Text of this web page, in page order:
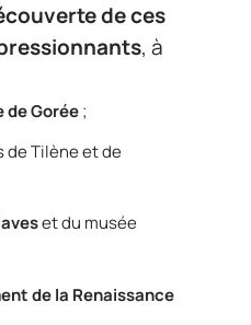
de ces
, à
de Gorée;
de Tilène et de
et du musée
de la Renaissance